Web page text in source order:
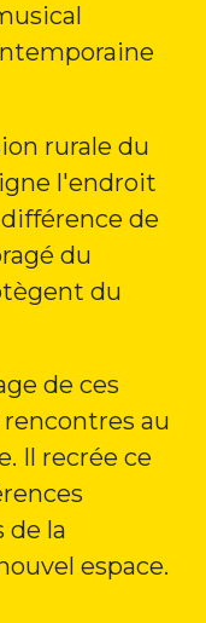
rurale du
l'endroit
de
du
du
de ces
au
Il recrée ce
de la
espace.